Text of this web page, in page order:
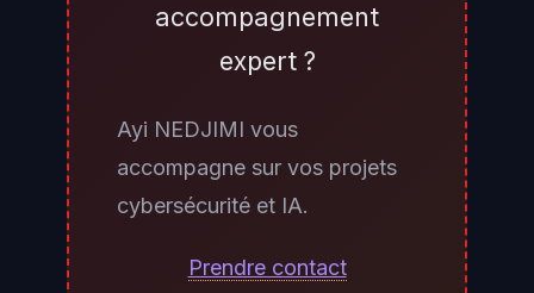
précédentes. Les développeurs
pourront l'intégrer dans leurs
fenêtre de deux millions de tokens
sera accessible en API, sous
réserve des limites de taux
habituelles. Le mode Deep Think
accompagnement
expert ?
Ayi NEDJIMI vous
accompagne sur vos projets
cybersécurité et IA.
Prendre contact